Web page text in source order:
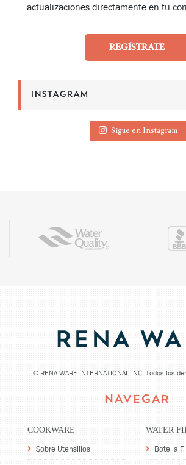
actualizaciones directamente en tu
REGÍSTRATE
INSTAGRAM
Sigue en Instagram
© RENA WARE INTERNATIONAL INC. Todos los
NAVEGAR
COOKWARE
Sobre Utensilios
WATER
Botella